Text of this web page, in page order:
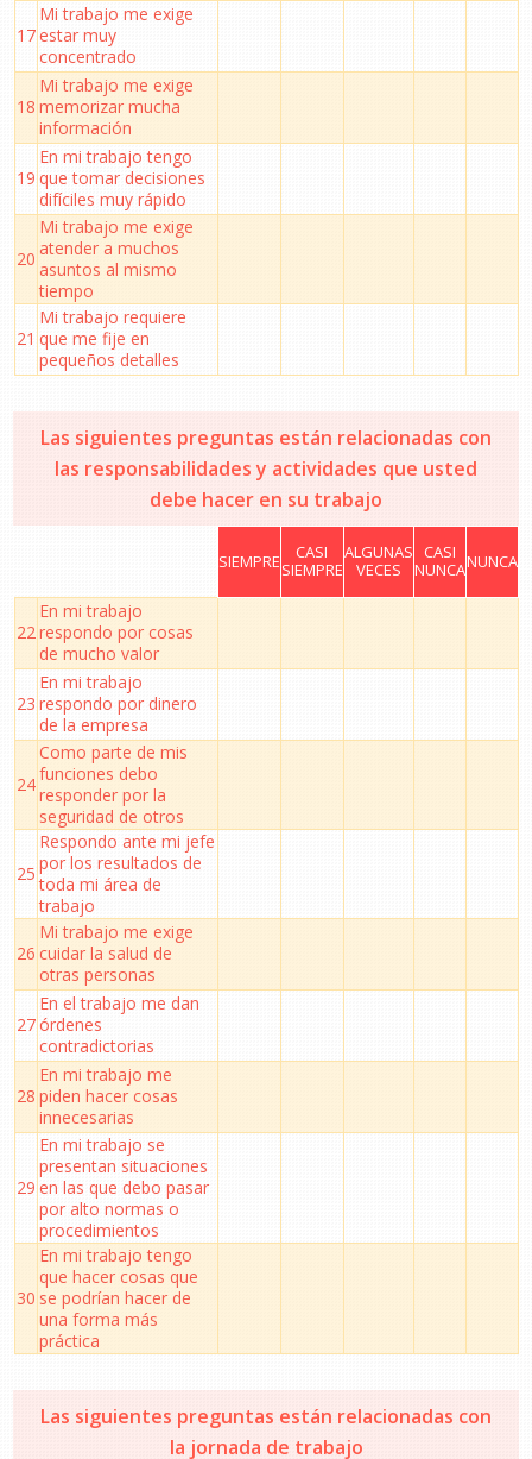
17
Mi trabajo me exige
estar muy
concentrado
18
Mi trabajo me exige
memorizar mucha
información
19
En mi trabajo tengo
que tomar decisiones
difíciles muy rápido
20
Mi trabajo me exige
atender a muchos
asuntos al mismo
tiempo
21
Mi trabajo requiere
que me fije en
pequeños detalles
Las siguientes preguntas están relacionadas con
las responsabilidades y actividades que usted
debe hacer en su trabajo
SIEMPRE
CASI
SIEMPRE
ALGUNAS
VECES
CASI
NUNCANUNCA
22
En mi trabajo
respondo por cosas
de mucho valor
23
En mi trabajo
respondo por dinero
de la empresa
24
Como parte de mis
funciones debo
responder por la
seguridad de otros
25
Respondo ante mi jefe
por los resultados de
toda mi área de
trabajo
26
Mi trabajo me exige
cuidar la salud de
otras personas
27
En el trabajo me dan
órdenes
contradictorias
28
En mi trabajo me
piden hacer cosas
innecesarias
29
En mi trabajo se
presentan situaciones
en las que debo pasar
por alto normas o
procedimientos
30
En mi trabajo tengo
que hacer cosas que
se podrían hacer de
una forma más
práctica
Las siguientes preguntas están relacionadas con
la jornada de trabajo